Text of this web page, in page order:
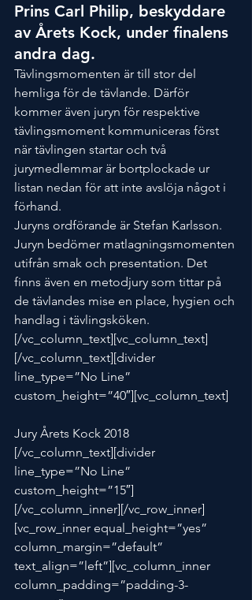
Prins Carl Philip, beskyddare
av Årets Kock, under finalens
andra dag.
Tävlingsmomenten är till stor del
hemliga för de tävlande. Därför
kommer även juryn för respektive
tävlingsmoment kommuniceras först
när tävlingen startar och två
jurymedlemmar är bortplockade ur
listan nedan för att inte avslöja något i
förhand.
Juryns ordförande är Stefan Karlsson.
Juryn bedömer matlagningsmomenten
utifrån smak och presentation. Det
finns även en metodjury som tittar på
de tävlandes mise en place, hygien och
handlag i tävlingsköken.
[/vc_column_text][vc_column_text]
[/vc_column_text][divider
line_type=”No Line”
custom_height=”40″][vc_column_text]
Jury Årets Kock 2018
[/vc_column_text][divider
line_type=”No Line”
custom_height=”15″]
[/vc_column_inner][/vc_row_inner]
[vc_row_inner equal_height=”yes”
column_margin=”default”
text_align=”left”][vc_column_inner
column_padding=”padding-3-